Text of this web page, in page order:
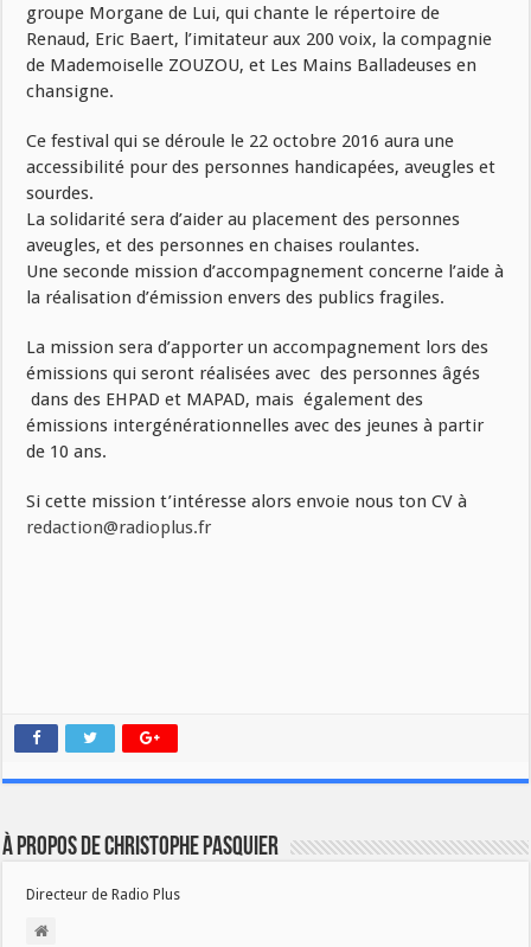
groupe Morgane de Lui, qui chante le répertoire de
Renaud, Eric Baert, l’imitateur aux 200 voix, la compagnie
de Mademoiselle ZOUZOU, et Les Mains Balladeuses en
chansigne.
Ce festival qui se déroule le 22 octobre 2016 aura une
accessibilité pour des personnes handicapées, aveugles et
sourdes.
La solidarité sera d’aider au placement des personnes
aveugles, et des personnes en chaises roulantes.
Une seconde mission d’accompagnement concerne l’aide à
la réalisation d’émission envers des publics fragiles.
La mission sera d’apporter un accompagnement lors des
émissions qui seront réalisées avec des personnes âgés
dans des EHPAD et MAPAD, mais également des
émissions intergénérationnelles avec des jeunes à partir
de 10 ans.
Si cette mission t’intéresse alors envoie nous ton CV à
redaction@radioplus.fr
À propos de Christophe PASQUIER
Directeur de Radio Plus